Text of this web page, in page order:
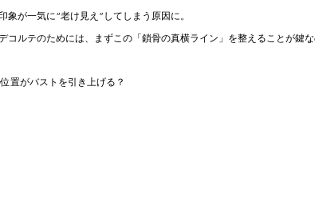
象が一気に“老け見え”してしまう原因に。
コルテのためには、まずこの「鎖骨の真横ライン」を整えることが鍵な
置がバストを引き上げる？